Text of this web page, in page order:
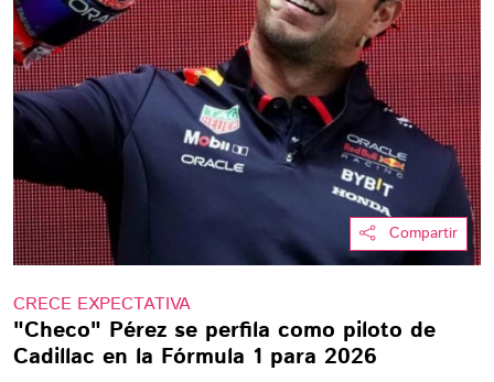
Compartir
CRECE EXPECTATIVA
"Checo" Pérez se perfila como piloto de
Cadillac en la Fórmula 1 para 2026